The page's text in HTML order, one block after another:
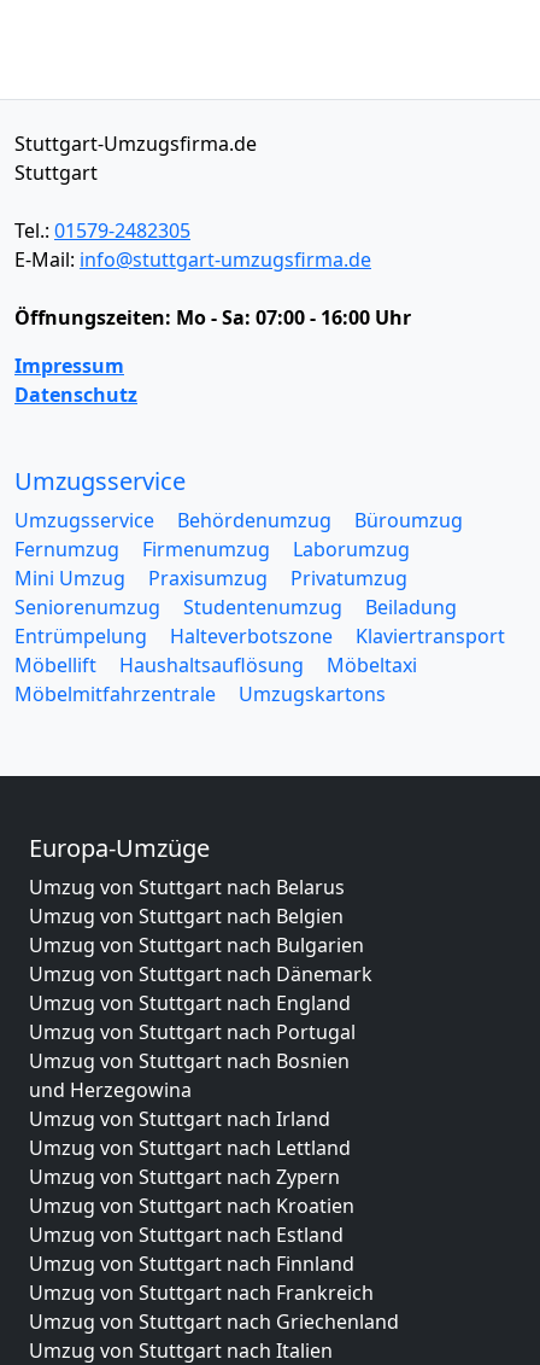
Stuttgart-Umzugsfirma.de
Stuttgart
Tel.: 01579-2482305
E-Mail: info@stuttgart-umzugsfirma.de
Öffnungszeiten: Mo - Sa: 07:00 - 16:00 Uhr
Impressum
Datenschutz
Umzugsservice
Umzugsservice Behördenumzug
Büroumzug
Fernumzug
Firmenumzug
Laborumzug
Mini Umzug
Praxisumzug
Privatumzug
Seniorenumzug
Studentenumzug
Beiladung
Entrümpelung
Halteverbotszone
Klaviertransport
Möbellift
Haushaltsauflösung
Möbeltaxi
Möbelmitfahrzentrale
Umzugskartons
Europa-Umzüge
Umzug von Stuttgart nach Belarus
Umzug von Stuttgart nach Belgien
Umzug von Stuttgart nach Bulgarien
Umzug von Stuttgart nach Dänemark
Umzug von Stuttgart nach England
Umzug von Stuttgart nach Portugal
Umzug von Stuttgart nach Bosnien
und Herzegowina
Umzug von Stuttgart nach Irland
Umzug von Stuttgart nach Lettland
Umzug von Stuttgart nach Zypern
Umzug von Stuttgart nach Kroatien
Umzug von Stuttgart nach Estland
Umzug von Stuttgart nach Finnland
Umzug von Stuttgart nach Frankreich
Umzug von Stuttgart nach Griechenland
Umzug von Stuttgart nach Italien